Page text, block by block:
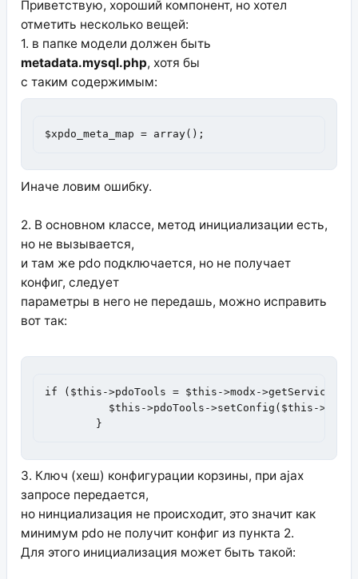
Приветствую, хороший компонент, но хотел
отметить несколько вещей:
1. в папке модели должен быть
metadata.mysql.php, хотя бы
с таким содержимым:
$xpdo_meta_map = array();
Иначе ловим ошибку.
2. В основном классе, метод инициализации есть,
но не вызывается,
и там же pdo подключается, но не получает
конфиг, следует
параметры в него не передашь, можно исправить
вот так:
if ($this->pdoTools = $this->modx-
	}
3. Ключ (хеш) конфигурации корзины, при ajax
запросе передается,
но нинциализация не происходит, это значит как
минимум pdo не получит конфиг из пункта 2.
Для этого инициализация может быть такой: